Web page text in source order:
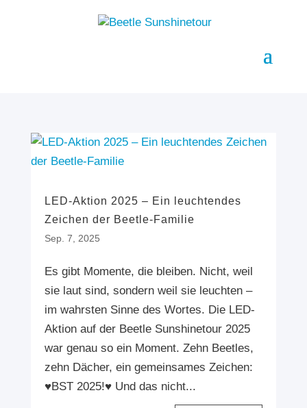
LED-Aktion 2025 – Ein leuchtendes
Zeichen der Beetle-Familie
Sep. 7, 2025
Es gibt Momente, die bleiben. Nicht, weil
sie laut sind, sondern weil sie leuchten –
im wahrsten Sinne des Wortes. Die LED-
Aktion auf der Beetle Sunshinetour 2025
war genau so ein Moment. Zehn Beetles,
zehn Dächer, ein gemeinsames Zeichen:
♥️BST 2025!♥️ Und das nicht...